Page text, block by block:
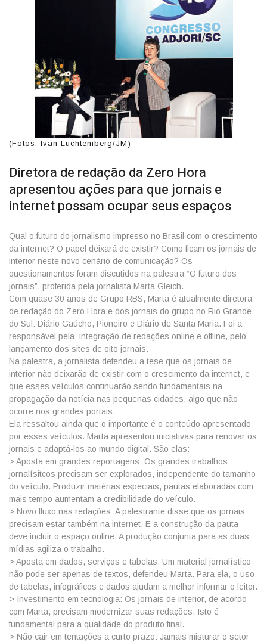
(Fotos: Ivan Luchtemberg/JM)
Diretora de redação da Zero Hora
apresentou ações para que jornais e
internet possam ocupar seus espaços
Qual o futuro do jornalismo impresso no Brasil com o crescimento
da internet? O papel deixará de existir? Como ficam os jornais de
interior neste novo cenário de comunicação? Os
questionamentos foram discutidos na palestra “O futuro dos
jornais”, proferida pela jornalista Marta Gleich.
Com quase 30 anos de Grupo RBS, Marta é atualmente diretora
de redação do Zero Hora e dos jornais do grupo no Rio Grande
do Sul: Diário Gaúcho, Pioneiro e Diário de Santa Maria. Foi a
responsável pela integração de redações online e offline, pelo
lançamento dos sites de oito jornais.
Na palestra, a jornalista defendeu a tese que os jornais de
interior não deixarão de existir com o crescimento da internet, e
que esses veículos continuarão sendo fundamentais na
propagação da notícia nas pequenas cidades, algo que não
ocorre nos grandes portais.
Ela ressaltou ainda que o importante é o conteúdo apresentado
por esses veículos. Marta apresentou iniciativas para renovar os
jornais e adaptá-los ao mundo digital. São elas:
> Aposta em grandes reportagens: Os grandes trabalhos
jornalísitcos precisam ser explorados, independente do tamanho
do veículo. Produzir matérias especiais, pautas elaboradas com
mais tempo aumentam a credibilidade do veículo.
> Novo fluxo nas redações: A palestrante disse que os jornais
precisam estar também na internet. E a construção da pauta
deve incluir o espaço online. A produção conjunta para as duas
mídias agiliza o trabalho.
> Aposta em dados, serviços e tabelas: Um material jornalístico
não pode ser apenas de textos, defendeu Marta. Para ela, o uso
de tabelas, infográficos e dados ajudam a melhor informar o leitor.
> Investimento em tecnologia: Os jornais de interior, de acordo
com Marta, precisam modernizar suas redações. Isto é
fundamental para a qualidade do produto final.
> Não cair em tentações a curto prazo: Jamais misturar o setor